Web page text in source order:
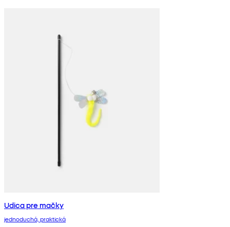
Udica pre mačky
jednoduchá, praktická